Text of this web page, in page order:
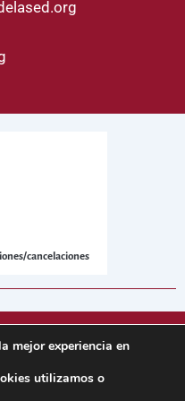
cancelaciones
– Gestión Integral de
mejor experiencia en
utilizamos o